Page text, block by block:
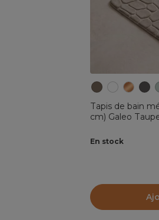
Tapis de bain
cm) Galeo
En stock